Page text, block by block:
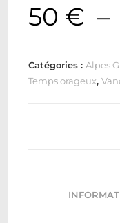
50 € –
Catégories :Alpes
Temps orageux,